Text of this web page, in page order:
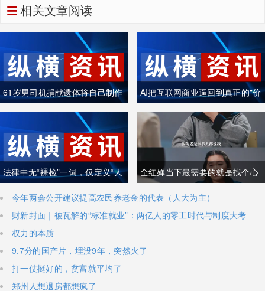
相关文章阅读
61岁男司机捐献遗体将自己制作
成木乃伊
AI把互联网商业逼回到真正的"价
值创造"
法律中无“裸检”一词，仅定义“人
身检查”
全红婵当下最需要的就是找个心
理医生
今年两会公开建议提高农民养老金的代表（人大为主）
财新封面｜被瓦解的“标准就业”：两亿人的零工时代与制度大考
权力的本质
9.7分的国产片，埋没9年，突然火了
打一仗挺好的，贫富就平均了
郑州人想退房都想疯了